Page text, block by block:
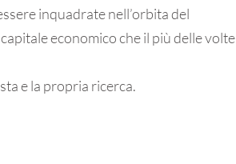
inquadrate nell’orbita del
economico che il più delle volte
e la propria ricerca.